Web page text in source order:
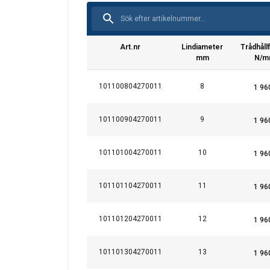
Art.nr
Lindiameter
mm
N/
101100804270011 8
101100904270011 9
101101004270011 10
101101104270011 11
101101204270011 12
101101304270011 13
Bruksanvisning
Vi använder